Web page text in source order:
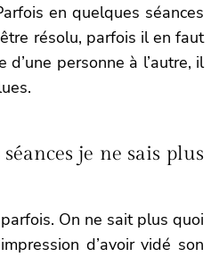
en quelques séances
résolu, parfois il en faut
personne à l’autre, il
je ne sais plus
On ne sait plus quoi
d’avoir vidé son